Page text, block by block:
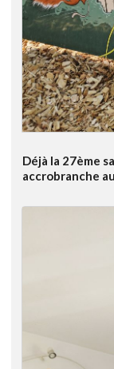
Déjà la 27ème
accrobranche